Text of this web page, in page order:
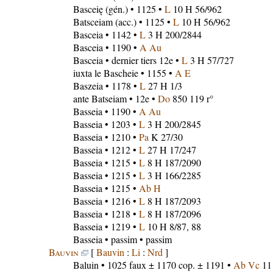
Basceię(gén.) • 1125 • L10 H 56/962
Batsceiam(acc.) • 1125 • L10 H 56/962
Basceia • 1142 • L3 H 200/2844
Basceia • 1190 • A Au
Basceia • dernier tiers 12e • L3 H 57/727
iuxta le Bascheie• 1155 • A E
Baszeia • 1178 • L27 H 1/3
ante Batseiam• 12e • Do850 119 r°
Basseia • 1190 • A Au
Basseia • 1203 • L3 H 200/2845
Basseia • 1210 • Pa K 27/30
Basseia • 1212 • L27 H 17/247
Basseia • 1215 • L8 H 187/2090
Basseia • 1215 • L3 H 166/2285
Basseia • 1215 • Ab H
Basseia • 1216 • L8 H 187/2093
Basseia • 1218 • L8 H 187/2096
Basseia • 1219 • L10 H 8/87, 88
Basseia • passim • passim
Bauvin
[Bauvin : Li : Nrd ]
Baluin • 1025 faux ± 1170 cop. ± 1191 • Ab Vc11